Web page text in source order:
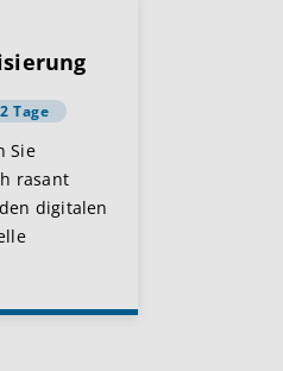
2 Tage
Sie
rasant
digitalen